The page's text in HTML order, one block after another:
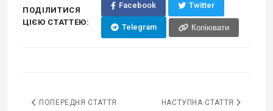
ПОДІЛИТИСЯ
ЦІЄЮ СТАТТЕЮ:
Facebook Twitter
Telegram Копіювати
ПОПЕРЕДНЯ СТАТТЯ НАСТУПНА СТАТТЯ